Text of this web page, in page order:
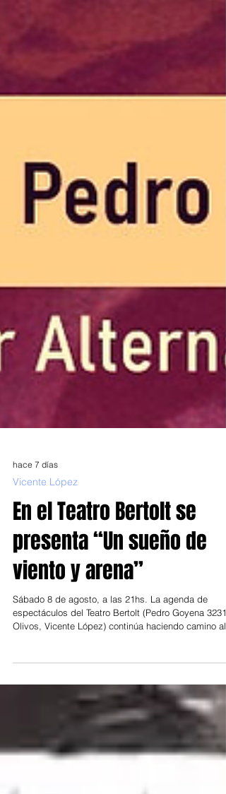
hace 7 días
Vicente López
En el Teatro Bertolt se
presenta “Un sueño de
viento y arena”
Sábado 8 de agosto, a las 21hs. La agenda de
Olivos, Vicente López) continúa haciendo camino al
andar. En este caso, el próximo 8 de agosto se
presenta la pieza teatral “Un sueño de viento y
que cuenta con la dirección de Luis Eduardo
Entradas disponibles a través de Alternativa Teatral.
Sobre el escenario estarán figuras como las de
experiencia poco